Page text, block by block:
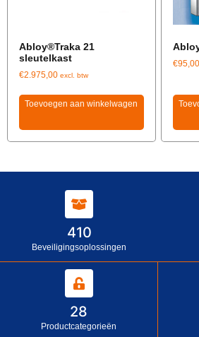
Abloy®Traka 21
sleutelkast
€2.975,00 excl. btw
Toevoegen aan winkelwagen
€95,00
410
Beveiligingsoplossingen
28
Productcategorieën